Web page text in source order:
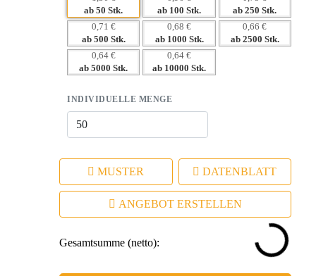
– Langlebige Werbefläche für langfristige Logo-Präsenz
– Emotionale Verbindung durch praktischen Nutzen
ab 50 Stk. ab 100 Stk. ab 250 Stk.
0,71 €
ab 500 Stk.
0,68 €
ab 1000 Stk.
0,66 €
ab 2500 Stk.
0,64 €
ab 5000 Stk.
0,64 €
ab 10000 Stk.
INDIVIDUELLE MENGE
MUSTER DATENBLATT
ANGEBOT ERSTELLEN
Gesamtsumme (netto):